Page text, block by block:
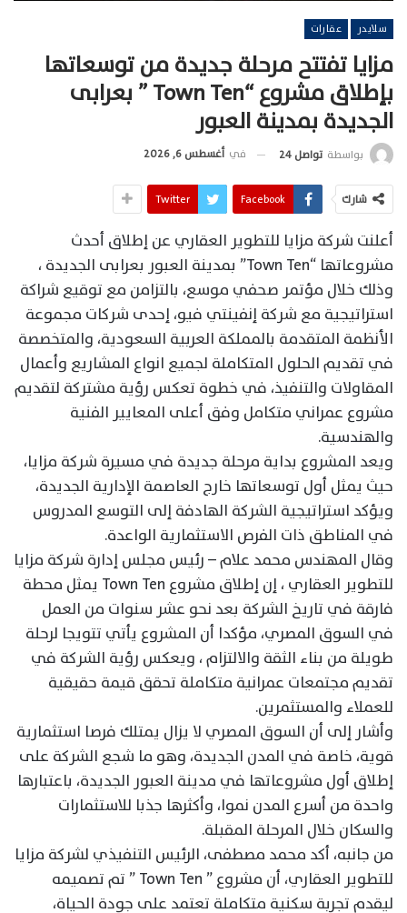
سلايدر عقارات
مزايا تفتتح مرحلة جديدة من توسعاتها
بإطلاق مشروع “Town Ten ” بعرابى
الجديدة بمدينة العبور
بواسطة تواصل 24 في أغسطس 6, 2026
شارك Facebook
Twitter
أعلنت شركة مزايا للتطوير العقاري عن إطلاق أحدث
مشروعاتها “Town Ten” بمدينة العبور بعرابى الجديدة ،
وذلك خلال مؤتمر صحفي موسع، بالتزامن مع توقيع شراكة
استراتيجية مع شركة إنفينتي فيو، إحدى شركات مجموعة
الأنظمة المتقدمة بالمملكة العربية السعودية، والمتخصصة
في تقديم الحلول المتكاملة لجميع انواع المشاريع وأعمال
المقاولات والتنفيذ، في خطوة تعكس رؤية مشتركة لتقديم
مشروع عمراني متكامل وفق أعلى المعايير الفنية
والهندسية.
ويعد المشروع بداية مرحلة جديدة في مسيرة شركة مزايا،
حيث يمثل أول توسعاتها خارج العاصمة الإدارية الجديدة،
ويؤكد استراتيجية الشركة الهادفة إلى التوسع المدروس
في المناطق ذات الفرص الاستثمارية الواعدة.
وقال المهندس محمد علام – رئيس مجلس إدارة شركة مزايا
للتطوير العقاري ، إن إطلاق مشروع Town Ten يمثل محطة
فارقة في تاريخ الشركة بعد نحو عشر سنوات من العمل
في السوق المصري، مؤكدا أن المشروع يأتي تتويجا لرحلة
طويلة من بناء الثقة والالتزام ، ويعكس رؤية الشركة في
تقديم مجتمعات عمرانية متكاملة تحقق قيمة حقيقية
للعملاء والمستثمرين.
وأشار إلى أن السوق المصري لا يزال يمتلك فرصا استثمارية
قوية، خاصة في المدن الجديدة، وهو ما شجع الشركة على
إطلاق أول مشروعاتها في مدينة العبور الجديدة، باعتبارها
واحدة من أسرع المدن نموا، وأكثرها جذبا للاستثمارات
والسكان خلال المرحلة المقبلة.
من جانبه، أكد محمد مصطفى، الرئيس التنفيذي لشركة مزايا
للتطوير العقاري، أن مشروع ” Town Ten ” تم تصميمه
ليقدم تجربة سكنية متكاملة تعتمد على جودة الحياة،